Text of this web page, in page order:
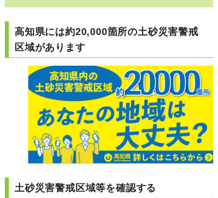
高知県には約20,000箇所の土砂災害警戒
区域があります
土砂災害警戒区域等を確認する